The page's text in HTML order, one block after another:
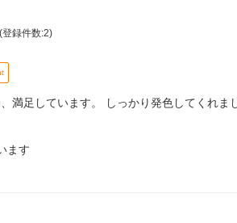
(登録件数:2)
満足しています。 しっかり発色してくれま
ます